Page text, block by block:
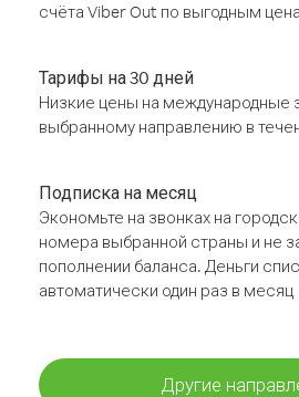
счёта Viber Out по выгодным
Тарифы на 30 дней
Низкие цены на международные
выбранному направлению в
Подписка на месяц
Экономьте на звонках на
номера выбранной страны и не
пополнении баланса. Деньги
автоматически один раз в месяц
Другие